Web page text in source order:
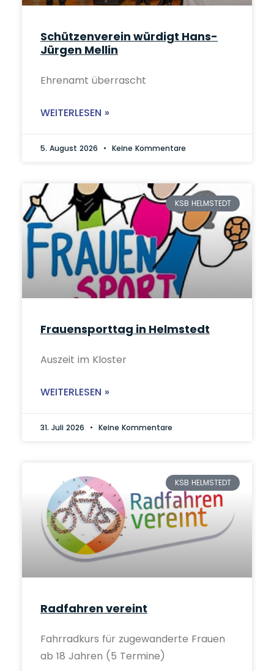
Schützenverein würdigt Hans-
Jürgen Mellin
Ehrenamt überrascht
WEITERLESEN »
5. August 2026 Keine Kommentare
KSB HELMSTEDT
Frauensporttag in Helmstedt
Auszeit im Kloster
WEITERLESEN »
31. Juli 2026 Keine Kommentare
KSB HELMSTEDT
Radfahren vereint
Fahrradkurs für zugewanderte Frauen
ab 18 Jahren (5 Termine)